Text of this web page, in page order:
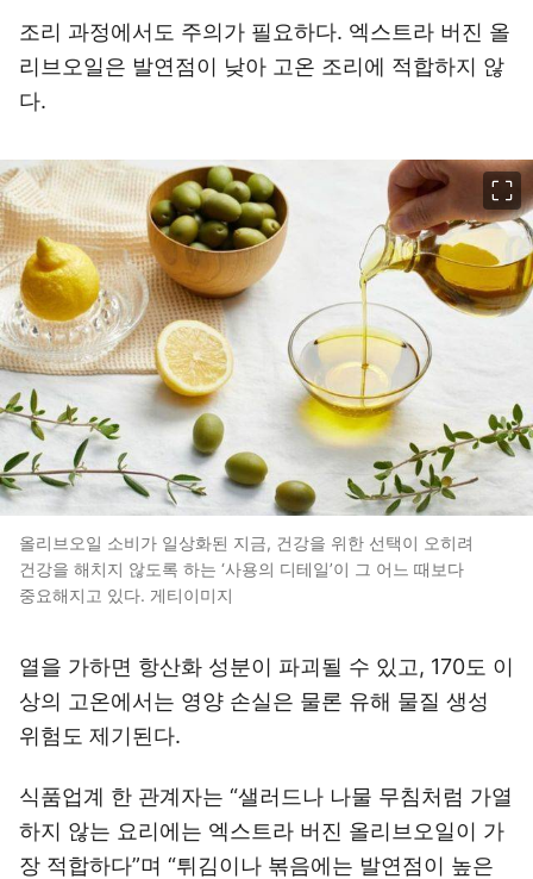
조리 과정에서도 주의가 필요하다. 엑스트라 버진 올
리브오일은 발연점이 낮아 고온 조리에 적합하지 않
다.
올리브오일 소비가 일상화된 지금, 건강을 위한 선택이 오히려
건강을 해치지 않도록 하는 ‘사용의 디테일’이 그 어느 때보다
중요해지고 있다. 게티이미지
열을 가하면 항산화 성분이 파괴될 수 있고, 170도 이
상의 고온에서는 영양 손실은 물론 유해 물질 생성
위험도 제기된다.
식품업계 한 관계자는 “샐러드나 나물 무침처럼 가열
하지 않는 요리에는 엑스트라 버진 올리브오일이 가
장 적합하다”며 “튀김이나 볶음에는 발연점이 높은